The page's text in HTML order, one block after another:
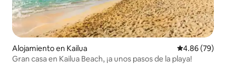
Alojamiento en Kailua Calificación
4.86 (79)
Gran casa en Kailua Beach, ¡a unos pasos de la playa!